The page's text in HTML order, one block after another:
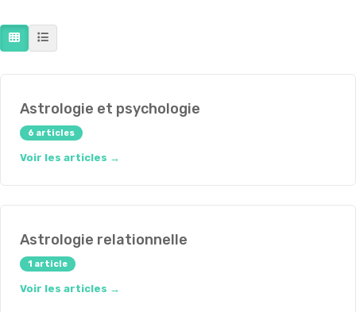
Astrologie et psychologie
6 articles
Voir les articles →
Astrologie relationnelle
1 article
Voir les articles →